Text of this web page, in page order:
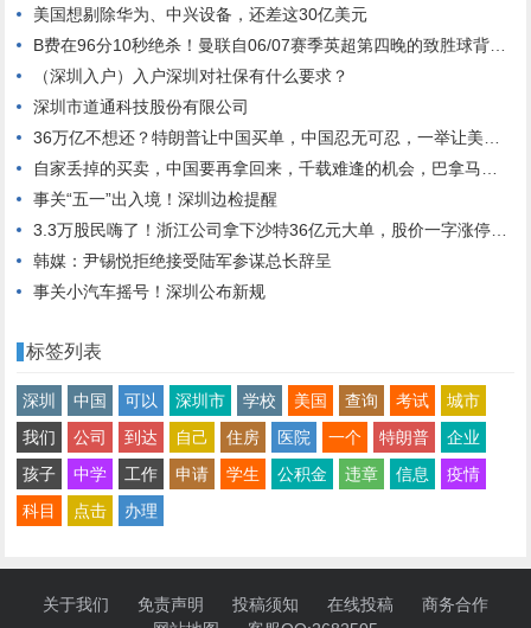
美国想剔除华为、中兴设备，还差这30亿美元
B费在96分10秒绝杀！曼联自06/07赛季英超第四晚的致胜球背后有多少辛酸与坚持？
（深圳入户）入户深圳对社保有什么要求？
深圳市道通科技股份有限公司
36万亿不想还？特朗普让中国买单，中国忍无可忍，一举让美国慌了
自家丢掉的买卖，中国要再拿回来，千载难逢的机会，巴拿马要抓住
事关“五一”出入境！深圳边检提醒
3.3万股民嗨了！浙江公司拿下沙特36亿元大单，股价一字涨停：“11天6板”，已翻倍！
韩媒：尹锡悦拒绝接受陆军参谋总长辞呈
事关小汽车摇号！深圳公布新规
标签列表
深圳 中国 可以 深圳市 学校 美国 查询 考试
城市
我们
公司 到达 自己 住房 医院 一个 特朗普
企业
孩子
中学 工作 申请 学生 公积金 违章 信息
疫情
科目
点击 办理
关于我们 免责声明 投稿须知 在线投稿
商务合作